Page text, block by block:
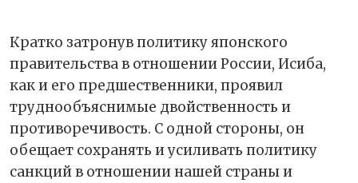
Кратко затронув политику японского
правительства в отношении России, Исиба,
как и его предшественники, проявил
труднообъяснимые двойственность и
противоречивость. С одной стороны, он
обещает сохранять и усиливать политику
санкций в отношении нашей страны и